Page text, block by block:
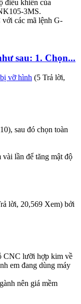
điều khiển của
3MS.
các mã lệnh G-
sau: 1. Chọn...
vỡ hình (5 Trả lời,
sau đó chọn toàn
lần để tăng mật độ
lời, 20,569 Xem) bởi
CNC lưỡi hợp kim về
em đang dùng máy
nên giá mềm